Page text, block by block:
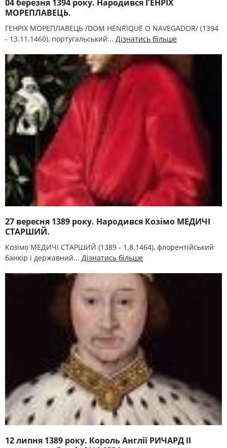
04 березня 1394 року. Народився ГЕНРІХ
МОРЕПЛАВЕЦЬ.
ГЕНРІХ МОРЕПЛАВЕЦЬ /DOM HENRIQUE O NAVEGADOR/ (1394
- 13.11.1460), португальський... Дізнатись більше
27 вересня 1389 року. Народився Козімо МЕДИЧІ
СТАРШИЙ.
Козімо МЕДИЧІ СТАРШИЙ (1389 - 1.8.1464), флорентійський
банкір і державний... Дізнатись більше
12 липня 1389 року. Король Англії РИЧАРД II